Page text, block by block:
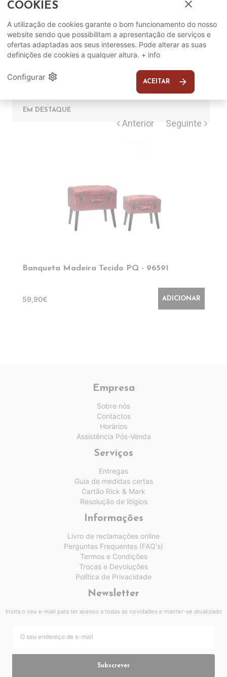
Complete o seu ambiente
COMPLEMENTOS
SUGERIDOS
EM DESTAQUE
Banqueta Madeira Tecido PQ - 96591
59,90€ ADICIONAR
Empresa
Sobre nós
Contactos
Horários
Assistência Pós-Venda
Serviços
Entregas
Guia de medidas certas
Cartão Rick & Mark
Resolução de litígios
Informações
Livro de reclamações online
Perguntas Frequentes (FAQ's)
Termos e Condições
Trocas e Devoluções
Política de Privacidade
Newsletter
Insira o seu e-mail para ter acesso a todas as novidades e manter-se atualizado
Subscrever
COOKIES close
A utilização de cookies garante o bom funcionamento do nosso
website sendo que possibilitam a apresentação de serviços e
ofertas adaptadas aos seus interesses. Pode alterar as suas
definições de cookies a qualquer altura. + info
Configurar settings ACEITAR arrow_forward